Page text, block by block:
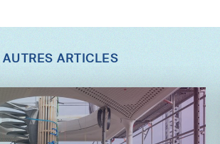
AUTRES ARTICLES